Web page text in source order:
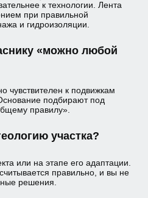
к технологии. Лента
при правильной
и гидроизоляции.
«можно любой
чувствителен к подвижкам
подбирают под
правилу».
участка?
или на этапе его адаптации.
правильно, и вы не
решения.